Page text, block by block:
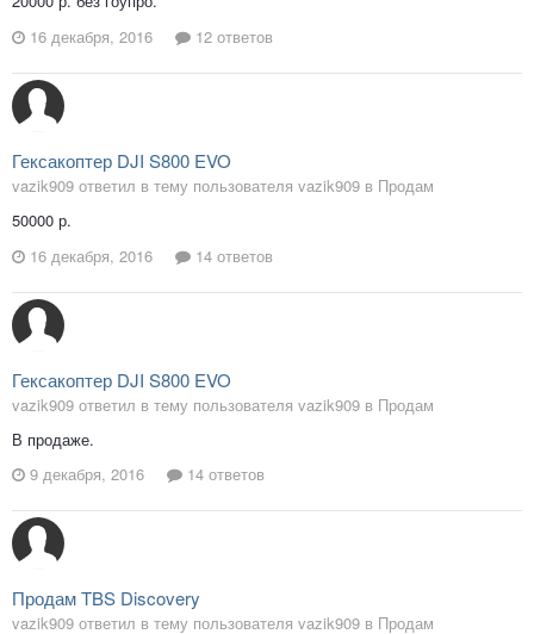
16 декабря, 2016
12 ответов
Гексакоптер DJI S800 EVO
vazik909 ответил в тему пользователя vazik909 в Продам
50000 р.
16 декабря, 2016
14 ответов
Гексакоптер DJI S800 EVO
vazik909 ответил в тему пользователя vazik909 в Продам
В продаже.
9 декабря, 2016
14 ответов
Продам TBS Discovery
vazik909 ответил в тему пользователя vazik909 в Продам